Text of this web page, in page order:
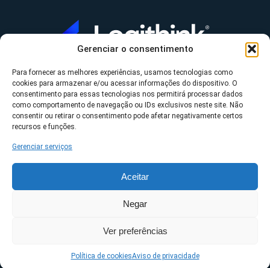
Gerenciar o consentimento
Para fornecer as melhores experiências, usamos tecnologias como
cookies para armazenar e/ou acessar informações do dispositivo. O
consentimento para essas tecnologias nos permitirá processar dados
como comportamento de navegação ou IDs exclusivos neste site. Não
consentir ou retirar o consentimento pode afetar negativamente certos
recursos e funções.
Gerenciar serviços
Aceitar
Negar
Ver preferências
Política de cookiesAviso de privacidade
A Logithink
O que fazemos
Contato
*Datasul, Fluig, Protheus, RM e TOTVS são uma
direitos reservados.Políticas de privacidade